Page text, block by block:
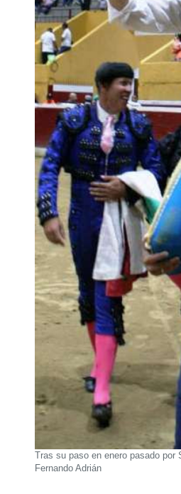
Tras su paso en enero pasado
Fernando Adrián